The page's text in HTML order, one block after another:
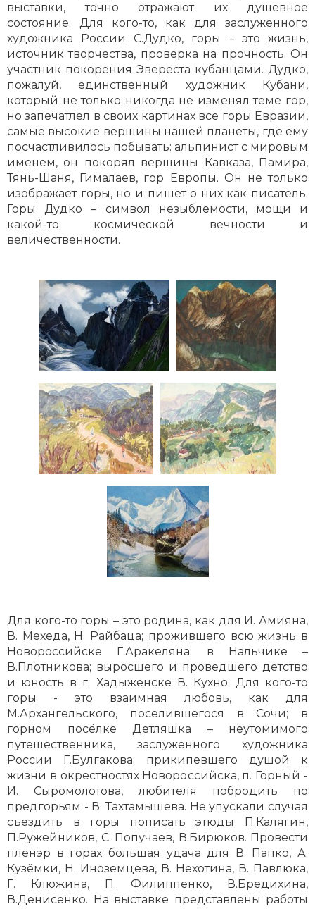
выставки, точно отражают их душевное
состояние. Для кого-то, как для заслуженного
художника России С.Дудко, горы – это жизнь,
источник творчества, проверка на прочность. Он
участник покорения Эвереста кубанцами. Дудко,
пожалуй, единственный художник Кубани,
который не только никогда не изменял теме гор,
но запечатлел в своих картинах все горы Евразии,
самые высокие вершины нашей планеты, где ему
посчастливилось побывать: альпинист с мировым
именем, он покорял вершины Кавказа, Памира,
Тянь-Шаня, Гималаев, гор Европы. Он не только
изображает горы, но и пишет о них как писатель.
Горы Дудко – символ незыблемости, мощи и
какой-то космической вечности и
величественности.
Для кого-то горы – это родина, как для И. Амияна,
В. Мехеда, Н. Райбаца; прожившего всю жизнь в
Новороссийске Г.Аракеляна; в Нальчике –
В.Плотникова; выросшего и проведшего детство
и юность в г. Хадыженске В. Кухно. Для кого-то
горы - это взаимная любовь, как для
М.Архангельского, поселившегося в Сочи; в
горном посёлке Детляшка – неутомимого
путешественника, заслуженного художника
России Г.Булгакова; прикипевшего душой к
жизни в окрестностях Новороссийска, п. Горный -
И. Сыромолотова, любителя побродить по
предгорьям - В. Тахтамышева. Не упускали случая
съездить в горы пописать этюды П.Калягин,
П.Ружейников, С. Попучаев, В.Бирюков. Провести
пленэр в горах большая удача для В. Папко, А.
Кузёмки, Н. Иноземцева, В. Нехотина, В. Павлюка,
Г. Клюжина, П. Филиппенко, В.Бредихина,
В.Денисенко. На выставке представлены работы